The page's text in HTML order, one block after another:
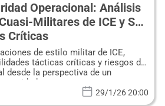
Operacional: Análisis
Militares de ICE y Sus
Críticas
de estilo militar de ICE,
tácticas críticas y riesgos de
desde la perspectiva de un
29/1/26 20:00